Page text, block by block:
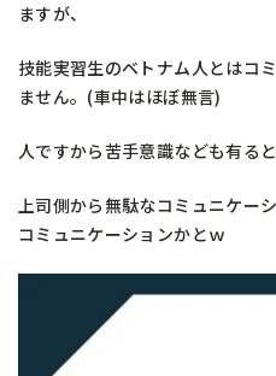
ますが、
技能実習生のベトナム人とはコ
ません。(車中はほぼ無言)
人ですから苦手意識なども有ると
上司側から無駄なコミュニケー
コミュニケーションかとｗ